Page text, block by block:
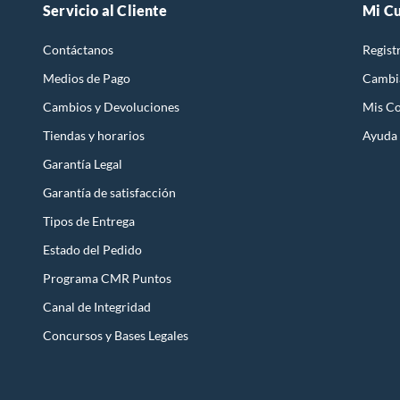
ofrece
El
Servicio al Cliente
Contáctanos
Medios de Pago
Cambios y Devoluciones
Tiendas y horarios
Garantía Legal
Garantía de satisfacción
Tipos de Entrega
Estado del Pedido
Programa CMR Puntos
Canal de Integridad
Concursos y Bases Legales
Mi
Mis
Ayuda